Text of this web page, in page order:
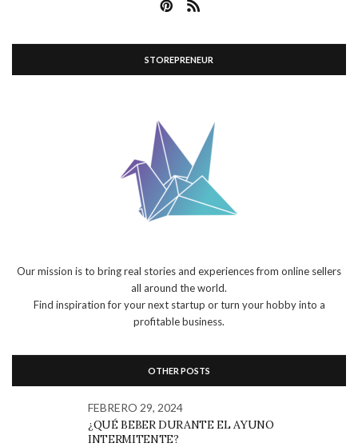
STOREPRENEUR
Our mission is to bring real stories and experiences from online sellers
all around the world.
Find inspiration for your next startup or turn your hobby into a
profitable business.
OTHER POSTS
FEBRERO 29, 2024
¿QUÉ BEBER DURANTE EL AYUNO
INTERMITENTE?